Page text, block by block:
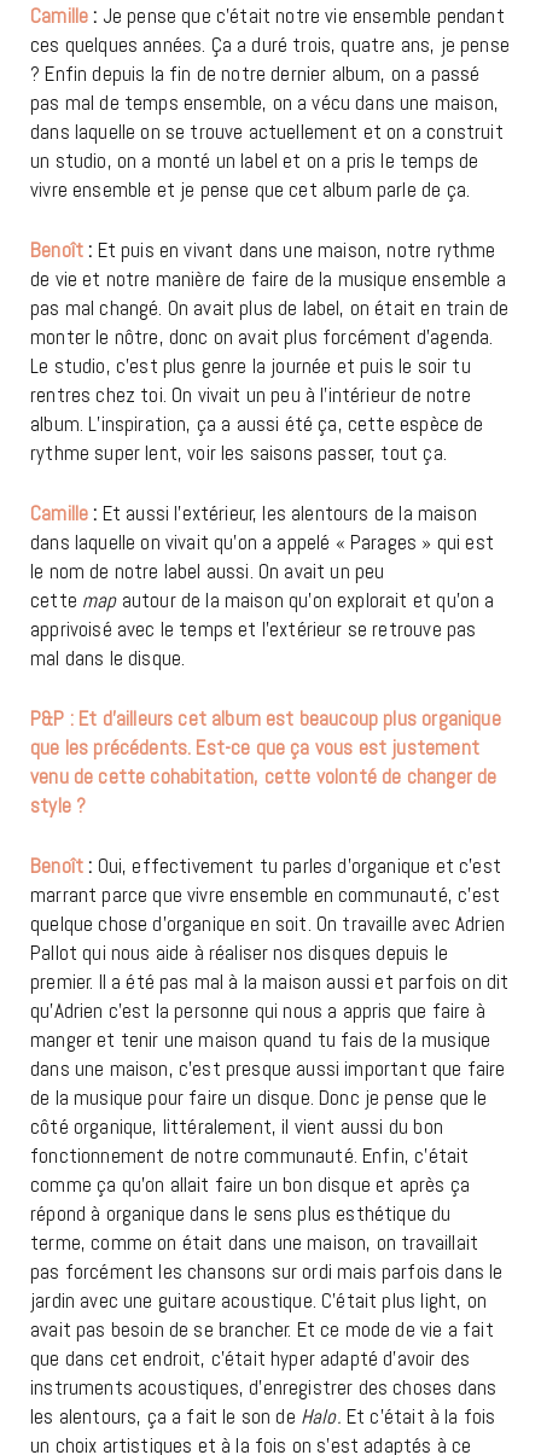
Camille : Je pense que c’était notre vie ensemble pendant
ces quelques années. Ça a duré trois, quatre ans, je pense
? Enfin depuis la fin de notre dernier album, on a passé
pas mal de temps ensemble, on a vécu dans une maison,
dans laquelle on se trouve actuellement et on a construit
un studio, on a monté un label et on a pris le temps de
vivre ensemble et je pense que cet album parle de ça.
Benoît : Et puis en vivant dans une maison, notre rythme
de vie et notre manière de faire de la musique ensemble a
pas mal changé. On avait plus de label, on était en train de
monter le nôtre, donc on avait plus forcément d’agenda.
Le studio, c’est plus genre la journée et puis le soir tu
rentres chez toi. On vivait un peu à l’intérieur de notre
album. L’inspiration, ça a aussi été ça, cette espèce de
rythme super lent, voir les saisons passer, tout ça.
Camille : Et aussi l’extérieur, les alentours de la maison
dans laquelle on vivait qu’on a appelé « Parages » qui est
le nom de notre label aussi. On avait un peu
cette map autour de la maison qu’on explorait et qu’on a
apprivoisé avec le temps et l’extérieur se retrouve pas
mal dans le disque.
P&P : Et d’ailleurs cet album est beaucoup plus organique
que les précédents. Est-ce que ça vous est justement
venu de cette cohabitation, cette volonté de changer de
style ?
Benoît : Oui, effectivement tu parles d’organique et c’est
marrant parce que vivre ensemble en communauté, c’est
quelque chose d’organique en soit. On travaille avec Adrien
Pallot qui nous aide à réaliser nos disques depuis le
premier. Il a été pas mal à la maison aussi et parfois on dit
qu’Adrien c’est la personne qui nous a appris que faire à
manger et tenir une maison quand tu fais de la musique
dans une maison, c’est presque aussi important que faire
de la musique pour faire un disque. Donc je pense que le
côté organique, littéralement, il vient aussi du bon
fonctionnement de notre communauté. Enfin, c’était
comme ça qu’on allait faire un bon disque et après ça
répond à organique dans le sens plus esthétique du
terme, comme on était dans une maison, on travaillait
pas forcément les chansons sur ordi mais parfois dans le
jardin avec une guitare acoustique. C’était plus light, on
avait pas besoin de se brancher. Et ce mode de vie a fait
que dans cet endroit, c’était hyper adapté d’avoir des
instruments acoustiques, d’enregistrer des choses dans
les alentours, ça a fait le son de Halo. Et c’était à la fois
un choix artistiques et à la fois on s’est adaptés à ce